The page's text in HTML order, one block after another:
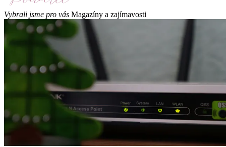
Vybrali jsme pro vás Magazíny a zajímavosti